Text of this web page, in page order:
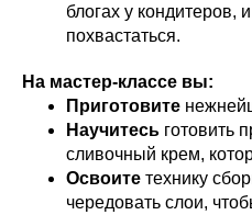
блогах у кондитеров,
похвастаться.
На мастер-классе вы:
Приготовите
Научитесь готовить
сливочный крем,
Освоите технику
чередовать слои,